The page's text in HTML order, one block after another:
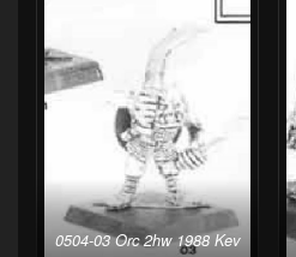
0504-03 Orc 2hw 1988 Kev